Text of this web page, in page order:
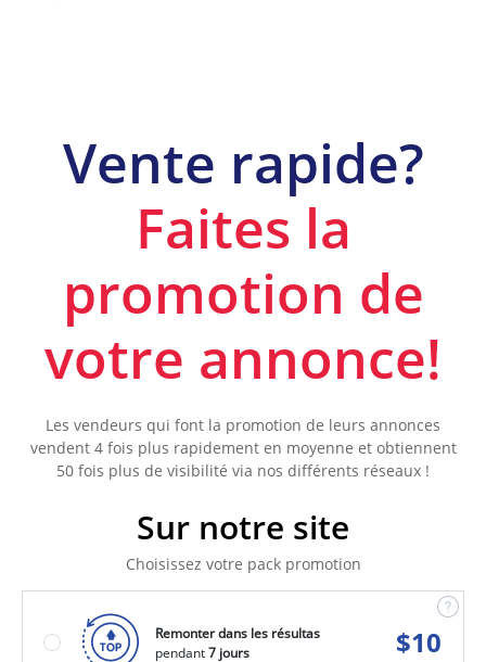
Vente rapide?
Faites la
promotion de
votre annonce!
Les vendeurs qui font la promotion de leurs annonces
vendent 4 fois plus rapidement en moyenne et obtiennent
50 fois plus de visibilité via nos différents réseaux !
Sur notre site
Choisissez votre pack promotion
Remonter dans les résultas
pendant7 jours $10